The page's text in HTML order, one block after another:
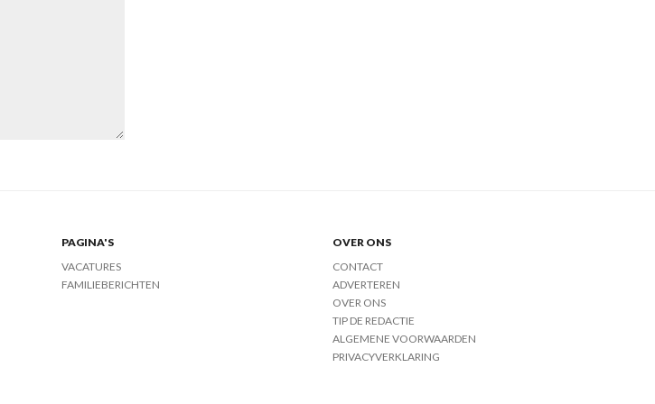
PAGINA'S
VACATURES
FAMILIEBERICHTEN
OVER ONS
CONTACT
ADVERTEREN
OVER ONS
TIP DE REDACTIE
ALGEMENE VOORWAARDEN
PRIVACYVERKLARING